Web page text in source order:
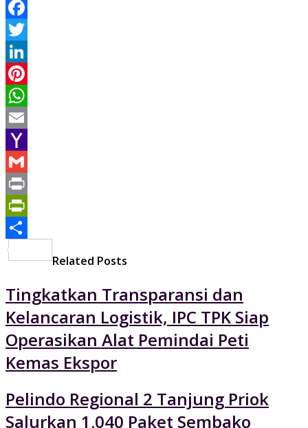
Facebook
Twitter
LinkedIn
Pinterest
WhatsApp
Email
Yahoo
Mail
Gmail
Print
PrintFriendly
Related Posts
Tingkatkan Transparansi dan
Kelancaran Logistik, IPC TPK Siap
Operasikan Alat Pemindai Peti
Kemas Ekspor
Pelindo Regional 2 Tanjung Priok
Salurkan 1.040 Paket Sembako